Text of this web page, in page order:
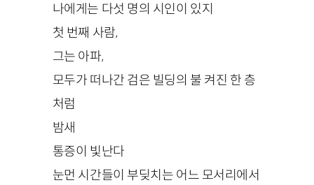
나에게는 다섯 명의 시인이 있지
첫 번째 사람,
그는 아파,
모두가 떠나간 검은 빌딩의 불 켜진 한 층
처럼
밤새
통증이 빛난다
눈먼 시간들이 부딪치는 어느 모서리에서